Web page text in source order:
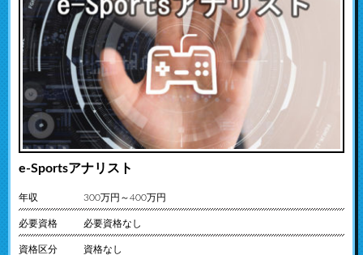
e-Sportsアナリスト
年収 300万円～400万円
必要資格 必要資格なし
資格区分 資格なし